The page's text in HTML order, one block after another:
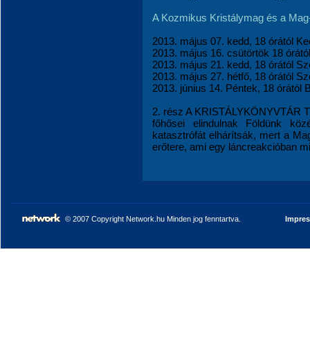
A Kozmikus Kristálymag és a
2013. május 07. kedd, 18 órától
2013. május 16. csütörtök 18
2013. május 21. kedd, 18 órától
2013. május 27. hétfő, 18 órától
2013. június 14. Péntek, 18 órától
2. rész A KRISTÁLYKÖNYVTÁR
főhősei elindulnak Földünk
katasztrófát elhárítsák, mert a
erőtere, ami egy láncreakcióban
© 2007 Copyright Network.hu Minden jog fenntartva.